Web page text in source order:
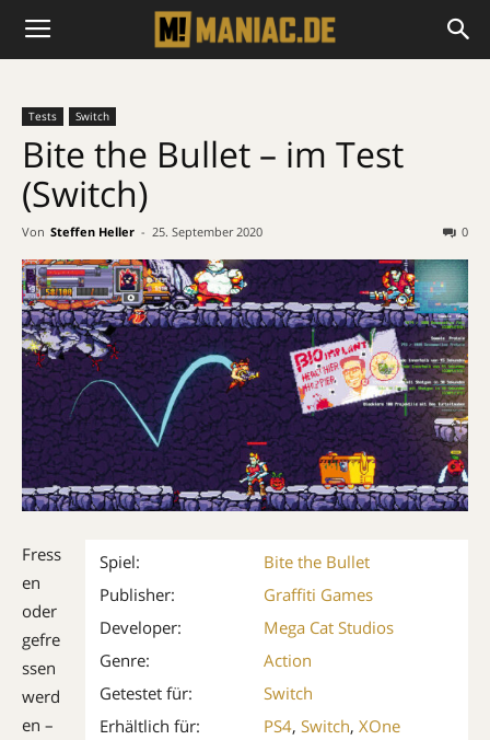
Tests Switch
Bite the Bullet – im Test
(Switch)
Von Steffen Heller - 25. September 2020 0
Spiel:
Bite the Bullet
Publisher:
Graffiti Games
Developer:
Mega Cat Studios
Genre:
Action
Getestet für:
Switch
Erhältlich für:
PS4, Switch, XOne
Fress
en
oder
gefre
ssen
werd
en –